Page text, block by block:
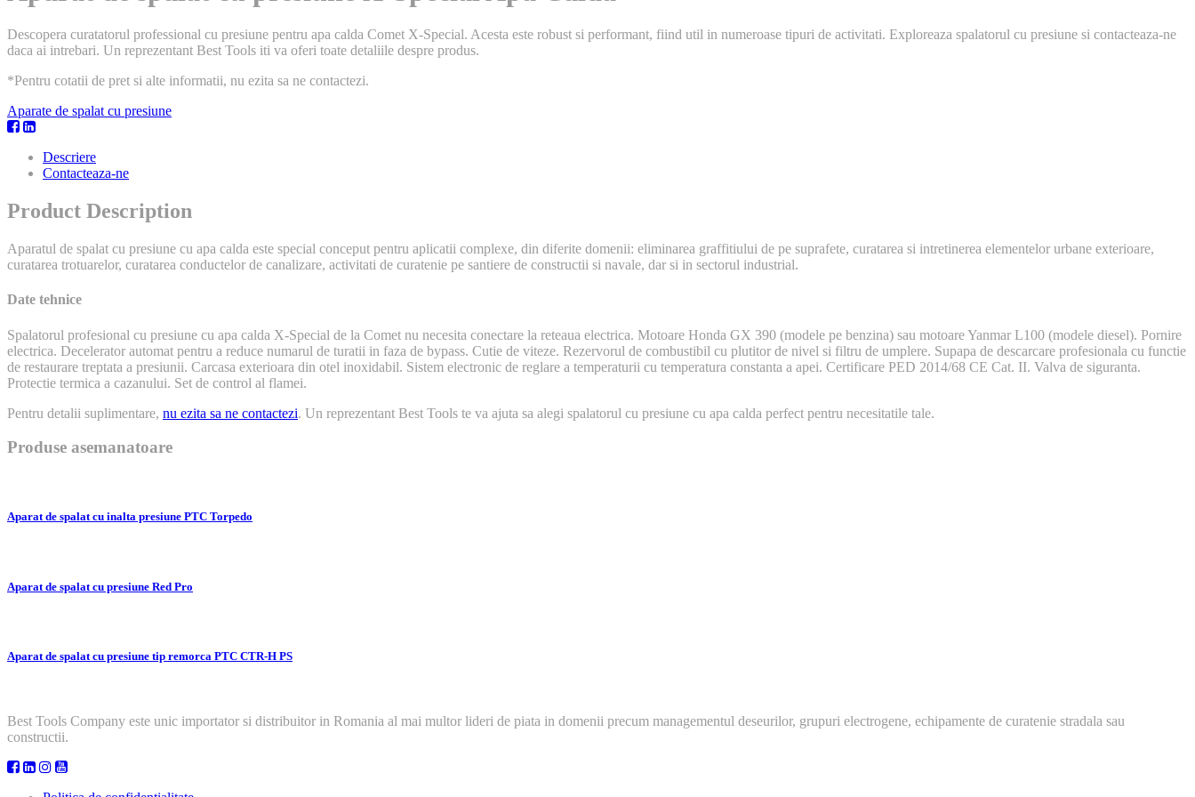
Descopera curatatorul professional cu presiune pentru apa calda Comet X-Special. Acesta este robust si performant, fiind util in numeroase tipuri de activitati. Exploreaza spalatorul cu presiune si contacteaza-ne
daca ai intrebari. Un reprezentant Best Tools iti va oferi toate detaliile despre produs.
*Pentru cotatii de pret si alte informatii, nu ezita sa ne contactezi.
Aparate de spalat cu presiune
Descriere
Contacteaza-ne
Product Description
Aparatul de spalat cu presiune cu apa calda este special conceput pentru aplicatii complexe, din diferite domenii: eliminarea graffitiului de pe suprafete, curatarea si intretinerea elementelor urbane exterioare,
curatarea trotuarelor, curatarea conductelor de canalizare, activitati de curatenie pe santiere de constructii si navale, dar si in sectorul industrial.
Date tehnice
Spalatorul profesional cu presiune cu apa calda X-Special de la Comet nu necesita conectare la reteaua electrica. Motoare Honda GX 390 (modele pe benzina) sau motoare Yanmar L100 (modele diesel). Pornire
electrica. Decelerator automat pentru a reduce numarul de turatii in faza de bypass. Cutie de viteze. Rezervorul de combustibil cu plutitor de nivel si filtru de umplere. Supapa de descarcare profesionala cu functie
de restaurare treptata a presiunii. Carcasa exterioara din otel inoxidabil. Sistem electronic de reglare a temperaturii cu temperatura constanta a apei. Certificare PED 2014/68 CE Cat. II. Valva de siguranta.
Protectie termica a cazanului. Set de control al flamei.
Pentru detalii suplimentare, nu ezita sa ne contactezi. Un reprezentant Best Tools te va ajuta sa alegi spalatorul cu presiune cu apa calda perfect pentru necesitatile tale.
Produse asemanatoare
Aparat de spalat cu inalta presiune PTC Torpedo
Aparat de spalat cu presiune Red Pro
Aparat de spalat cu presiune tip remorca PTC CTR-H PS
Best Tools Company este unic importator si distribuitor in Romania al mai multor lideri de piata in domenii precum managementul deseurilor, grupuri electrogene, echipamente de curatenie stradala sau
constructii.